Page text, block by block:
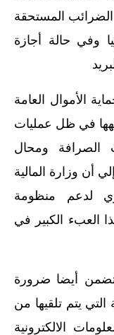
المستحقة
وفي حالة أجازة
الأموال العامة
في ظل عمليات
ومحال
أن وزارة المالية
لدعم منظومة
العبء الكبير في
أيضا ضرورة
التي يتم تلقيها من
الالكترونية